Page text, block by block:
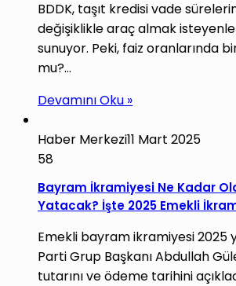
BDDK, taşıt kredisi vade
değişiklikle araç almak
sunuyor. Peki, faiz oranlarında
mu?…
Devamını Oku »
Haber Merkezi11 Mart 2025
58
Bayram İkramiyesi Ne Kadar
Yatacak? İşte 2025 Emekli
Emekli bayram ikramiyesi 2025
Parti Grup Başkanı Abdullah
tutarını ve ödeme tarihini